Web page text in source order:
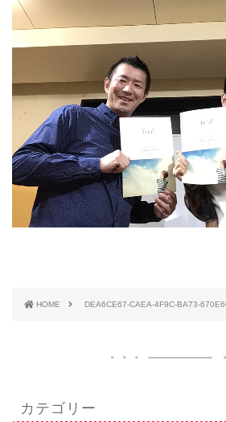
HOME DEA6CE67-CAEA-4F9C-BA73-
カテゴリー